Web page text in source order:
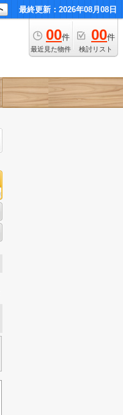
最終更新：2026年08月08日
00件
最近見た物件
00件
検討リスト